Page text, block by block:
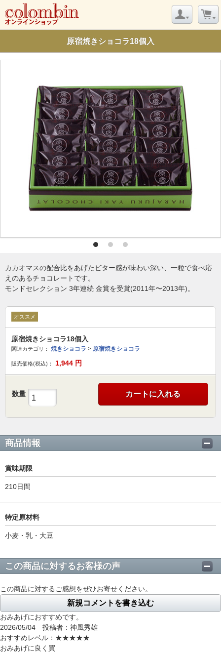
原宿焼きショコラ18個入
カカオマスの配合比をあげたビター感が味わい深い、一粒で食べ応
えのあるチョコレートです。
モンドセレクション 3年連続 金賞を受賞(2011年〜2013年)。
オススメ
原宿焼きショコラ18個入
関連カテゴリ： 焼きショコラ > 原宿焼きショコラ
販売価格(税込)： 1,944 円
数量 カートに入れる
商品情報
賞味期限
210日間
特定原材料
小麦・乳・大豆
この商品に対するお客様の声
この商品に対するご感想をぜひお寄せください。
新規コメントを書き込む
おみあげにおすすめです。
2026/05/04 投稿者：神風秀雄
おすすめレベル： ★★★★★
おみあげに良く買